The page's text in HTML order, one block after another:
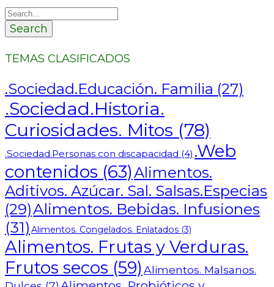
Search
TEMAS CLASIFICADOS
.Sociedad.Educación. Familia (27)
.Sociedad.Historia.
Curiosidades. Mitos (78)
.Sociedad.Personas con discapacidad (4) .Web
contenidos (63)Alimentos.
Aditivos. Azúcar. Sal. Salsas.Especias
(29)Alimentos. Bebidas. Infusiones
(31) Alimentos. Congelados. Enlatados (3)
Alimentos. Frutas y Verduras.
Frutos secos (59) Alimentos. Malsanos.